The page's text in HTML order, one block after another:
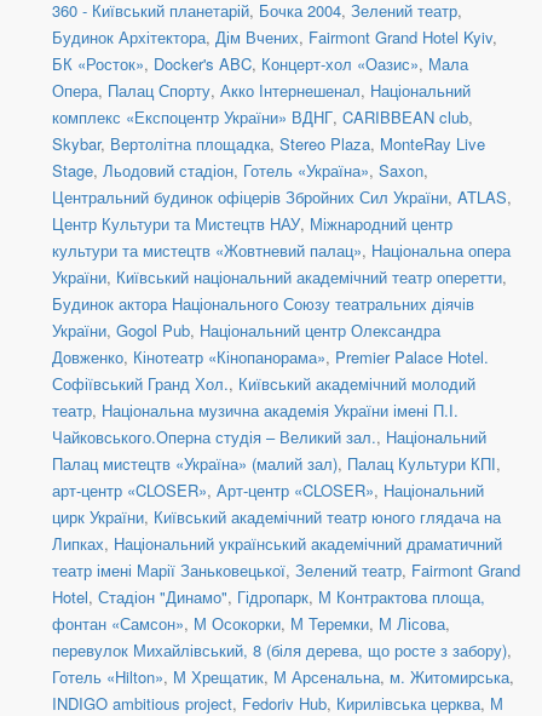
360 - Київський планетарій, Бочка 2004, Зелений театр,
Будинок Архітектора, Дім Вчених, Fairmont Grand Hotel Kyiv,
БК «Росток», Docker's ABC, Концерт-хол «Оазис», Мала
Опера, Палац Спорту, Акко Інтернешенал, Національний
комплекс «Експоцентр України» ВДНГ, CARIBBEAN club,
Skybar, Вертолітна площадка, Stereo Plaza, MonteRay Live
Stage, Льодовий стадіон, Готель «Україна», Saxon,
Центральний будинок офіцерів Збройних Сил України, ATLAS,
Центр Культури та Мистецтв НАУ, Міжнародний центр
культури та мистецтв «Жовтневий палац», Національна опера
України, Київський національний академічний театр оперетти,
Будинок актора Національного Союзу театральних діячів
України, Gogol Pub, Національний центр Олександра
Довженко, Кінотеатр «Кінопанорама», Premier Palace Hotel.
Софіївський Гранд Хол., Київський академічний молодий
театр, Національна музична академія України імені П.І.
Чайковського.Оперна студія – Великий зал., Національний
Палац мистецтв «Україна» (малий зал), Палац Культури КПІ,
арт-центр «CLOSER», Арт-центр «CLOSER», Національний
цирк України, Київський академічний театр юного глядача на
Липках, Національний український академічний драматичний
театр імені Марії Заньковецької, Зелений театр, Fairmont Grand
Hotel, Стадіон "Динамо", Гідропарк, М Контрактова площа,
фонтан «Самсон», М Осокорки, М Теремки, М Лісова,
перевулок Михайлівський, 8 (біля дерева, що росте з забору),
Готель «Hilton», М Хрещатик, М Арсенальна, м. Житомирська,
INDIGO ambitious project, Fedoriv Hub, Кирилівська церква, М